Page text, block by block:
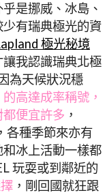
是挪威、冰島、
有瑞典極光的資
極光秘境
我認識瑞典北極
為天候狀況穩
高達成率稱號，
便宜許多 ，
各種季節來亦有
冰上活動一樣都
玩耍或到鄰近的
，剛回國就狂跟